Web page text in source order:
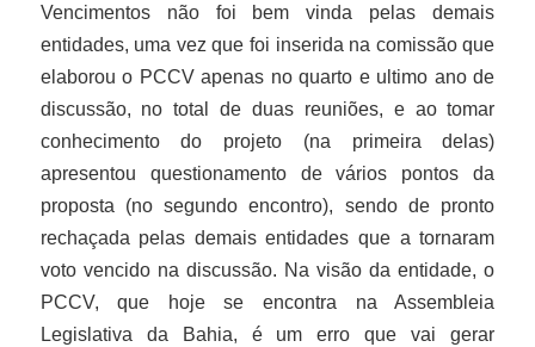
Vencimentos não foi bem vinda pelas demais
entidades, uma vez que foi inserida na comissão que
elaborou o PCCV apenas no quarto e ultimo ano de
discussão, no total de duas reuniões, e ao tomar
conhecimento do projeto (na primeira delas)
apresentou questionamento de vários pontos da
proposta (no segundo encontro), sendo de pronto
rechaçada pelas demais entidades que a tornaram
voto vencido na discussão. Na visão da entidade, o
PCCV, que hoje se encontra na Assembleia
Legislativa da Bahia, é um erro que vai gerar